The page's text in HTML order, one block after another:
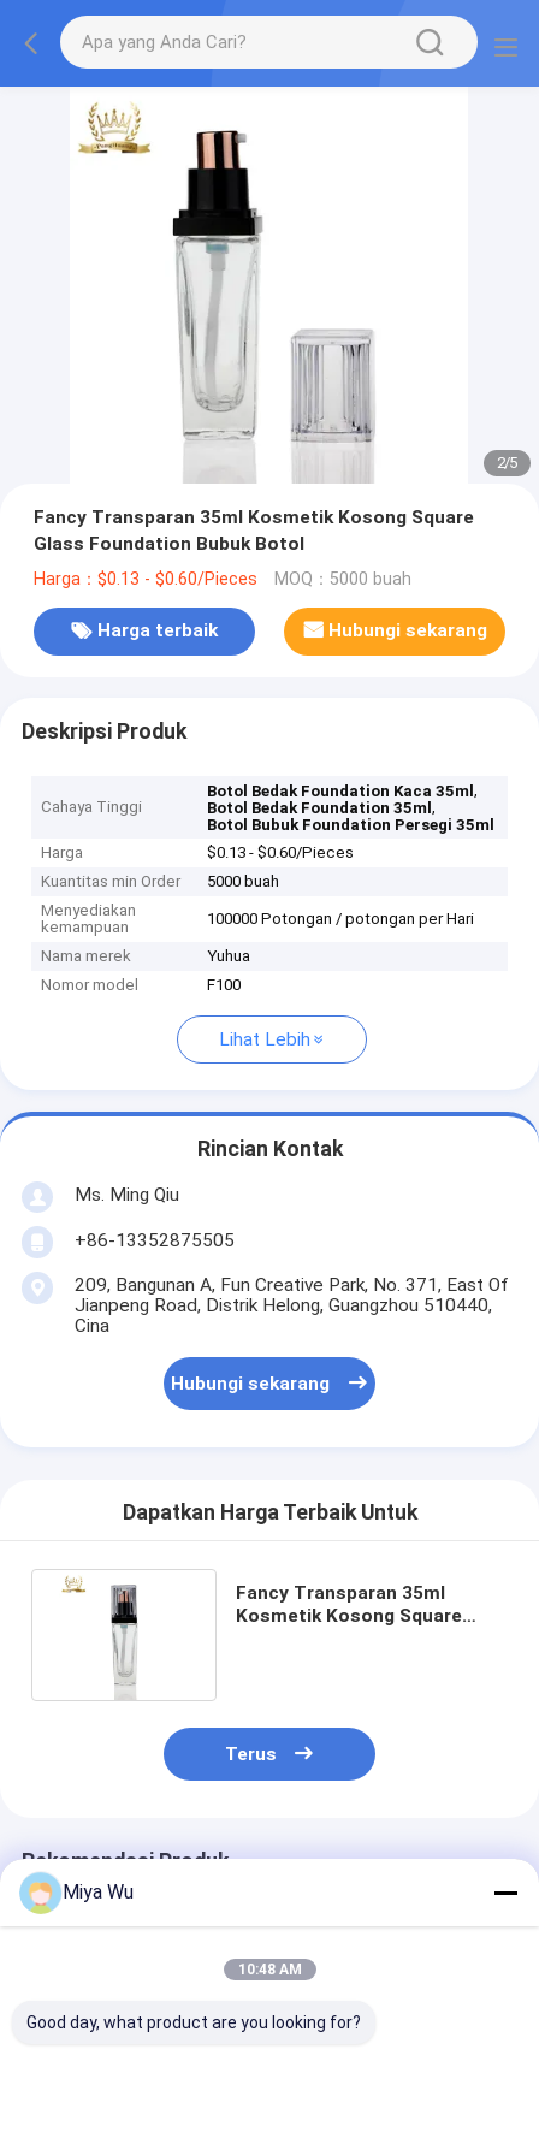
2/5
Fancy Transparan 35ml Kosmetik Kosong Square
Glass Foundation Bubuk Botol
Harga：$0.13 - $0.60/Pieces MOQ：5000 buah
Harga terbaik Hubungi sekarang
Deskripsi Produk
Cahaya Tinggi
Botol Bedak Foundation Kaca 35ml,
Botol Bedak Foundation 35ml,
Botol Bubuk Foundation Persegi 35ml
Harga
$0.13 - $0.60/Pieces
Kuantitas min Order
5000 buah
Menyediakan
kemampuan
100000 Potongan / potongan per Hari
Nama merek
Yuhua
Nomor model
F100
Lihat Lebih
Rincian Kontak
Ms. Ming Qiu
+86-13352875505
209, Bangunan A, Fun Creative Park, No. 371, East Of
Jianpeng Road, Distrik Helong, Guangzhou 510440,
Cina
Hubungi sekarang
Dapatkan Harga Terbaik Untuk
Fancy Transparan 35ml
Kosmetik Kosong Square
Terus
Rekomendasi Produk
Miya Wu
10:48 AM
Good day, what product are you looking for?